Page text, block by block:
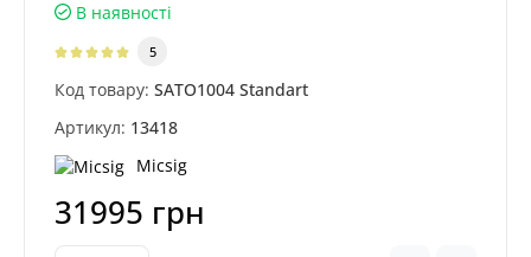
В наявності
5
Код товару: SATO1004 Standart
Артикул: 13418
Micsig
31995 грн